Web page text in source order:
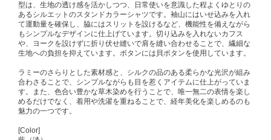
型は、生地の透け感を活かしつつ、日常使いを意識した程よくゆとりの
あるシルエットのスタンドカラーシャツです。袖山にはいせ込みを入れ
て運動量を確保し、脇にはスリットを設けるなど、機能性を備えながら
もシンプルなデザインに仕上げています。切り込みを入れないカフス
や、ヨークを設けずに折り伏せ縫いで肩を縫い合わせることで、繊細な
生地への負担を抑えています。ボタンには貝ボタンを使用しています。
ラミーのさらりとした素材感と、シルクの品のある柔らかな光沢が組み
合わさることで、シンプルながらも目を惹くアイテムに仕上がっていま
す。また、色合い豊かな草木染めを行うことで、唯一無二の表情を楽し
めるだけでなく、着用や洗濯を重ねることで、経年美化を楽しめるのも
魅力の一つです。
[Color]